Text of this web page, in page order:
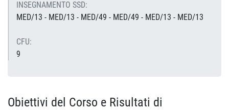
INSEGNAMENTO SSD:
MED/13 - MED/13 - MED/49 - MED/49 - MED/13 - MED/13
CFU:
9
Obiettivi del Corso e Risultati di